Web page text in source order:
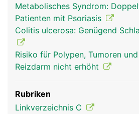
Metabolisches Syndrom:
Patienten mit Psoriasis
Colitis ulcerosa: Genügend
Risiko für Polypen, Tumoren
Reizdarm nicht erhöht
Rubriken
Linkverzeichnis C